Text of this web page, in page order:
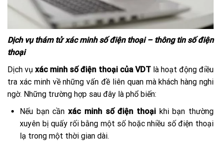
Dịch vụ thám tử xác minh số điện thoại – thông tin số điện
thoại
Dịch vụxác minh số điện thoại của VDT là hoạt động điều
tra xác minh về những vấn đề liên quan mà khách hàng nghi
ngờ. Những trường hợp sau đây là phổ biến:
Nếu bạn cầnxác minh số điện thoại khi bạn thường
xuyên bị quấy rối bằng một số hoặc nhiều số điện thoại
lạ trong một thời gian dài.